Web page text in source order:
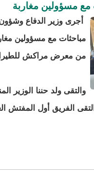
مع مسؤولين مغاربة
أجرى وزير الدفاع وشؤون
مباحثات مع مسؤولين
من معرض مراكش
والتقى ولد حننا الوزير
الفريق أول المفتش